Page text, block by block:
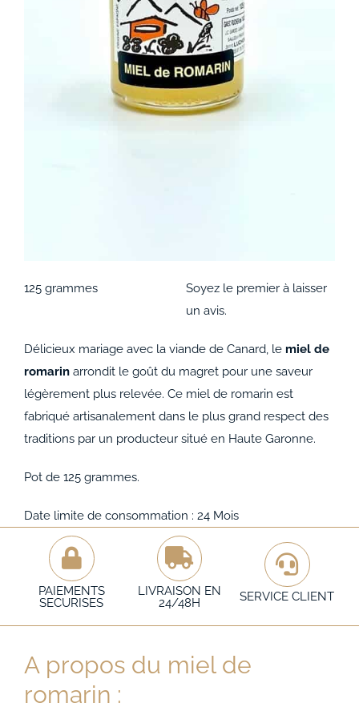
ACCOMPAGNEMENTS
125 grammes
Soyez le premier à laisser
un avis.
Délicieux mariage avec la viande de Canard, le miel de
romarinarrondit le goût du magret pour une saveur
légèrement plus relevée. Ce miel de romarin est
fabriqué artisanalement dans le plus grand respect des
traditions par un producteur situé en Haute Garonne.
Pot de 125 grammes.
Date limite de consommation : 24 Mois
PAIEMENTS
SECURISES
LIVRAISON EN
24/48H
SERVICE CLIENT
A propos du miel de
romarin :